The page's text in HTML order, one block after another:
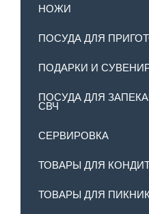
НОЖИ
ПОСУДА ДЛЯ
ПОДАРКИ И
ПОСУДА ДЛЯ
СВЧ
СЕРВИРОВКА
ТОВАРЫ ДЛЯ
ТОВАРЫ ДЛЯ